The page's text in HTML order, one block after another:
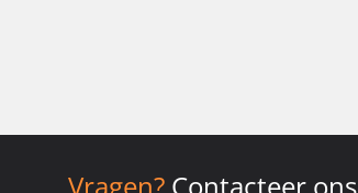
Vragen? Contacteer ons